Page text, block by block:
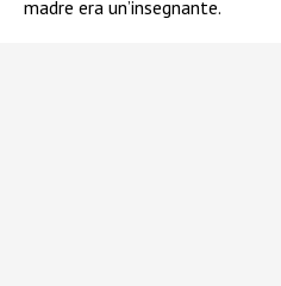
madre era un’insegnante.